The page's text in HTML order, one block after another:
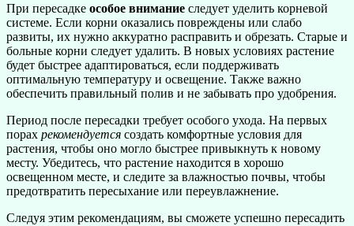
При пересадке особое внимание следует уделить корневой
системе. Если корни оказались повреждены или слабо
развиты, их нужно аккуратно расправить и обрезать. Старые и
больные корни следует удалить. В новых условиях растение
будет быстрее адаптироваться, если поддерживать
оптимальную температуру и освещение. Также важно
обеспечить правильный полив и не забывать про удобрения.
Период после пересадки требует особого ухода. На первых
порах рекомендуется создать комфортные условия для
растения, чтобы оно могло быстрее привыкнуть к новому
месту. Убедитесь, что растение находится в хорошо
освещенном месте, и следите за влажностью почвы, чтобы
предотвратить пересыхание или переувлажнение.
Следуя этим рекомендациям, вы сможете успешно пересадить